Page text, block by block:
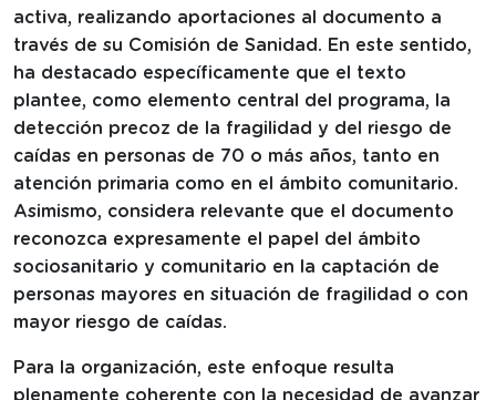
activa, realizando aportaciones al documento a
través de su Comisión de Sanidad. En este sentido,
ha destacado específicamente que el texto
plantee, como elemento central del programa, la
detección precoz de la fragilidad y del riesgo de
caídas en personas de 70 o más años, tanto en
atención primaria como en el ámbito comunitario.
Asimismo, considera relevante que el documento
reconozca expresamente el papel del ámbito
sociosanitario y comunitario en la captación de
personas mayores en situación de fragilidad o con
mayor riesgo de caídas.
Para la organización, este enfoque resulta
plenamente coherente con la necesidad de avanzar